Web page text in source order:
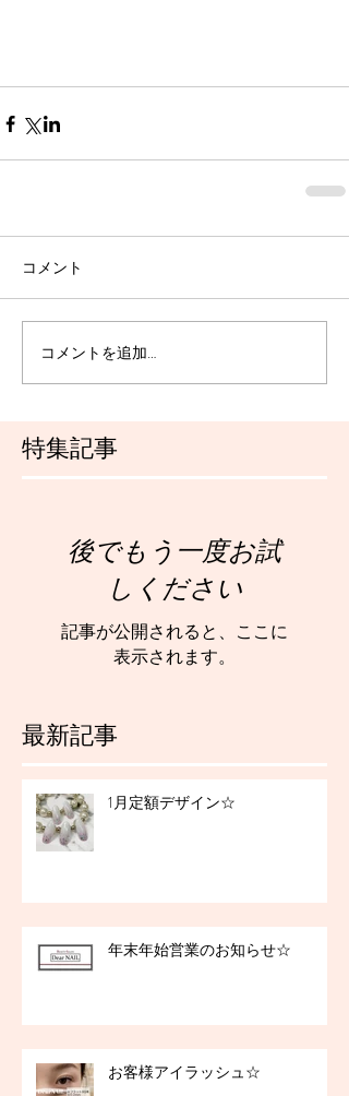
特集記事
最新記事
コメント
コメントを追加…
後でもう一度お試
しください
記事が公開されると、ここに
表示されます。
1月定額デザイン☆
年末年始営業のお知らせ☆
お客様アイラッシュ☆